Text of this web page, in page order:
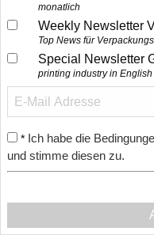
monatlich
Weekly Newsletter
Top News für
Special Newsletter
printing industry in
* Ich habe die
und stimme diesen zu.